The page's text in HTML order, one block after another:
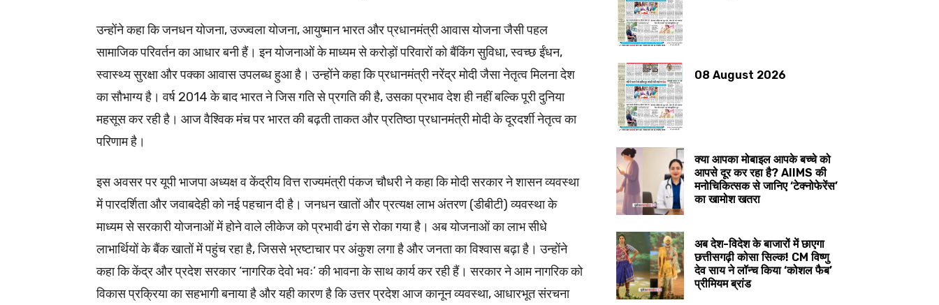
उन्होंने कहा कि जनधन योजना, उज्ज्वला योजना, आयुष्मान भारत और प्रधानमंत्री आवास योजना जैसी पहल
सामाजिक परिवर्तन का आधार बनी हैं। इन योजनाओं के माध्यम से करोड़ों परिवारों को बैंकिंग सुविधा, स्वच्छ ईंधन,
स्वास्थ्य सुरक्षा और पक्का आवास उपलब्ध हुआ है। उन्होंने कहा कि प्रधानमंत्री नरेंद्र मोदी जैसा नेतृत्व मिलना देश
का सौभाग्य है। वर्ष 2014 के बाद भारत ने जिस गति से प्रगति की है, उसका प्रभाव देश ही नहीं बल्कि पूरी दुनिया
महसूस कर रही है। आज वैश्विक मंच पर भारत की बढ़ती ताकत और प्रतिष्ठा प्रधानमंत्री मोदी के दूरदर्शी नेतृत्व का
परिणाम है।
इस अवसर पर यूपी भाजपा अध्यक्ष व केंद्रीय वित्त राज्यमंत्री पंकज चौधरी ने कहा कि मोदी सरकार ने शासन व्यवस्था
में पारदर्शिता और जवाबदेही को नई पहचान दी है। जनधन खातों और प्रत्यक्ष लाभ अंतरण (डीबीटी) व्यवस्था के
माध्यम से सरकारी योजनाओं में होने वाले लीकेज को प्रभावी ढंग से रोका गया है। अब योजनाओं का लाभ सीधे
लाभार्थियों के बैंक खातों में पहुंच रहा है, जिससे भ्रष्टाचार पर अंकुश लगा है और जनता का विश्वास बढ़ा है। उन्होंने
कहा कि केंद्र और प्रदेश सरकार ‘नागरिक देवो भवः’ की भावना के साथ कार्य कर रही हैं। सरकार ने आम नागरिक को
विकास प्रक्रिया का सहभागी बनाया है और यही कारण है कि उत्तर प्रदेश आज कानून व्यवस्था, आधारभूत संरचना
08 August 2026
क्या आपका मोबाइल आपके बच्चे को
आपसे दूर कर रहा है? AIIMS की
मनोचिकित्सक से जानिए ‘टेक्नोफेरेंस’
का खामोश खतरा
अब देश-विदेश के बाजारों में छाएगा
छत्तीसगढ़ी कोसा सिल्क! CM विष्णु
देव साय ने लॉन्च किया ‘कोशल फैब’
प्रीमियम ब्रांड